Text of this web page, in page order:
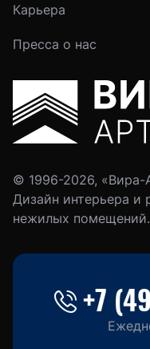
Карьера
Пресса о нас
© 1996-2026,
Дизайн интерьера и
нежилых помещений.
+7